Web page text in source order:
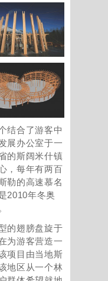
结合了游客中
展办公室于一
的斯阔米什镇
，每年有两百
勒的高速慕名
2010年冬奥
的翅膀盘旋于
为游客营造一
项目由当地斯
地区从一个林